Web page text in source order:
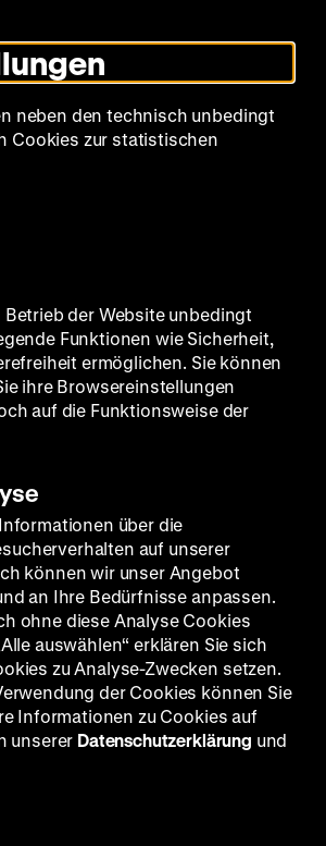
Sprache
Über uns
neben den technisch unbedingt
Cookies zur statistischen
der Website unbedingt
Funktionen wie Sicherheit,
ermöglichen. Sie können
ihre Browsereinstellungen
auf die Funktionsweise der
über die
auf unserer
können wir unser Angebot
an Ihre Bedürfnisse anpassen.
ohne diese Analyse Cookies
auswählen“ erklären Sie sich
zu Analyse-Zwecken setzen.
der Cookies können Sie
Informationen zu Cookies auf
unserer Datenschutzerklärung und